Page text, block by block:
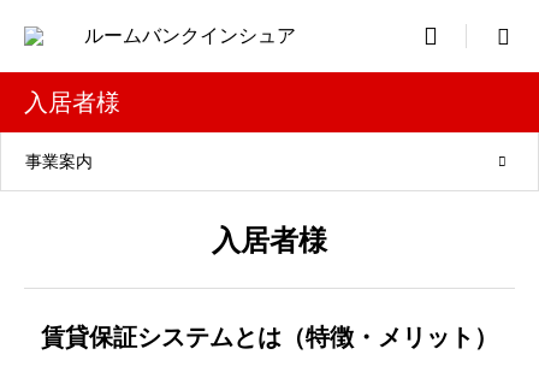

入居者様
事業案内
入居者様
賃貸保証システムとは（特徴・メリット）